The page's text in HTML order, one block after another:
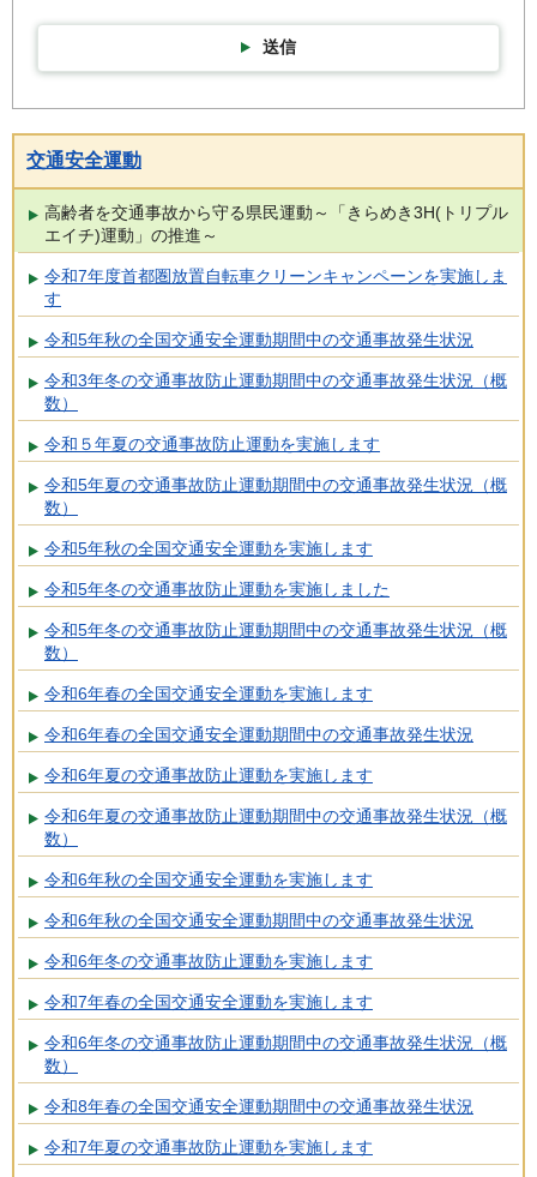
送信
交通安全運動
高齢者を交通事故から守る県民運動～「きらめき3H(トリプル
エイチ)運動」の推進～
令和7年度首都圏放置自転車クリーンキャンペーンを実施しま
す
令和5年秋の全国交通安全運動期間中の交通事故発生状況
令和3年冬の交通事故防止運動期間中の交通事故発生状況（概
数）
令和５年夏の交通事故防止運動を実施します
令和5年夏の交通事故防止運動期間中の交通事故発生状況（概
数）
令和5年秋の全国交通安全運動を実施します
令和5年冬の交通事故防止運動を実施しました
令和5年冬の交通事故防止運動期間中の交通事故発生状況（概
数）
令和6年春の全国交通安全運動を実施します
令和6年春の全国交通安全運動期間中の交通事故発生状況
令和6年夏の交通事故防止運動を実施します
令和6年夏の交通事故防止運動期間中の交通事故発生状況（概
数）
令和6年秋の全国交通安全運動を実施します
令和6年秋の全国交通安全運動期間中の交通事故発生状況
令和6年冬の交通事故防止運動を実施します
令和7年春の全国交通安全運動を実施します
令和6年冬の交通事故防止運動期間中の交通事故発生状況（概
数）
令和8年春の全国交通安全運動期間中の交通事故発生状況
令和7年夏の交通事故防止運動を実施します